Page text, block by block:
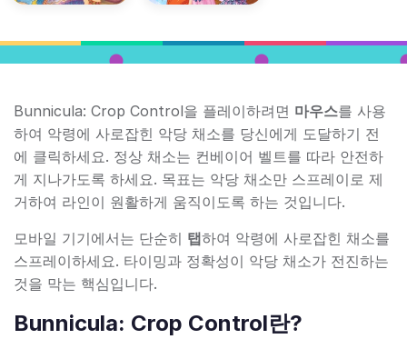
Bunnicula: Crop Control을 플레이하려면 마우스를 사용
하여 악령에 사로잡힌 악당 채소를 당신에게 도달하기 전
에 클릭하세요. 정상 채소는 컨베이어 벨트를 따라 안전하
게 지나가도록 하세요. 목표는 악당 채소만 스프레이로 제
거하여 라인이 원활하게 움직이도록 하는 것입니다.
모바일 기기에서는 단순히 탭하여 악령에 사로잡힌 채소를
스프레이하세요. 타이밍과 정확성이 악당 채소가 전진하는
것을 막는 핵심입니다.
Bunnicula: Crop Control란?